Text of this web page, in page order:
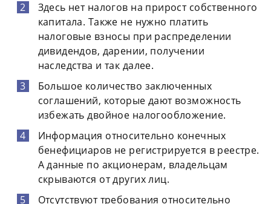
Здесь нет налогов на прирост собственного
капитала. Также не нужно платить
налоговые взносы при распределении
дивидендов, дарении, получении
наследства и так далее.
Большое количество заключенных
соглашений, которые дают возможность
избежать двойное налогообложение.
Информация относительно конечных
бенефициаров не регистрируется в реестре.
А данные по акционерам, владельцам
скрываются от других лиц.
Отсутствуют требования относительно